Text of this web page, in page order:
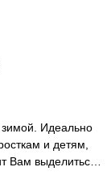
Идеально
и детям,
Вам выделиться.
элемент.